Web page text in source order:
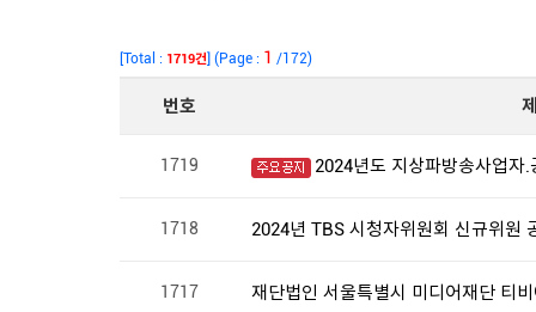
[Total : 1719건] (Page : 1 /172)
번호
1719 2024년도 지상파방송사업자
1718 2024년 TBS 시청자위원회 신규위원
1717 재단법인 서울특별시 미디어재단 티